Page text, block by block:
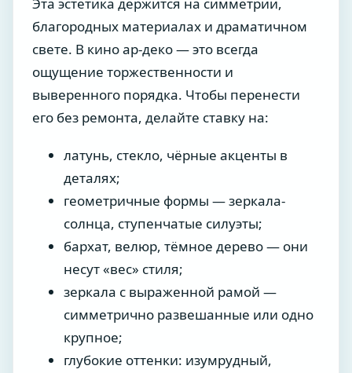
благородных материалах и драматичном
свете. В кино ар-деко — это всегда
ощущение торжественности и
выверенного порядка. Чтобы перенести
его без ремонта, делайте ставку на:
латунь, стекло, чёрные акценты в
деталях;
геометричные формы — зеркала-
солнца, ступенчатые силуэты;
бархат, велюр, тёмное дерево — они
несут «вес» стиля;
зеркала с выраженной рамой —
симметрично развешанные или одно
крупное;
глубокие оттенки: изумрудный,